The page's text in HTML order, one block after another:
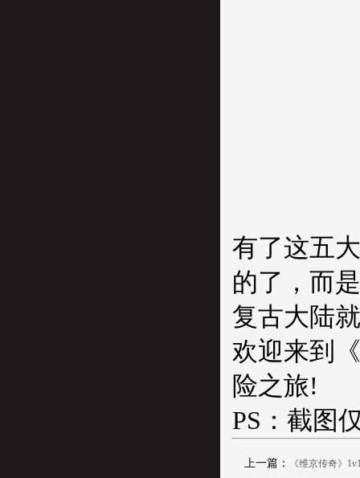
有了这五
的了，而
复古大陆
欢迎来到
险之旅!
PS：截图
上一篇： 《维京传奇》